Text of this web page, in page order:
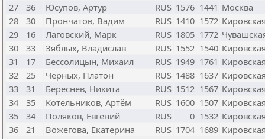
27
36 Юсупов, Артур RUS 1576 1441 Москва
28
30 Прончатов, Вадим RUS 1410 1572
29
16 Лаговский, Марк RUS 1805 1772
30
33 Зяблых, Владислав RUS 1552 1540
31
17 Бессолицын, Михаил RUS 1949 1761
32
25 Черных, Платон RUS 1488 1637
33
31 Береснев, Никита RUS 1512 1567
34
35 Котельников, Артём RUS 1600 1507
35
34 Поляков, Евгений RUS 0 1532
36
21 Вожегова, Екатерина RUS 1704 1689